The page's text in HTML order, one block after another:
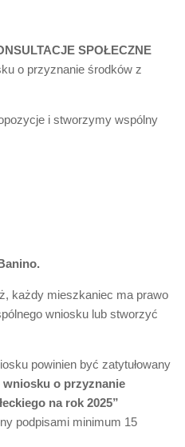
SPOŁECZNE
o przyznanie środków z
i stworzymy wspólny
każdy mieszkaniec ma prawo
wniosku lub stworzyć
powinien być zatytułowany
o przyznanie
na rok 2025”
podpisami minimum 15